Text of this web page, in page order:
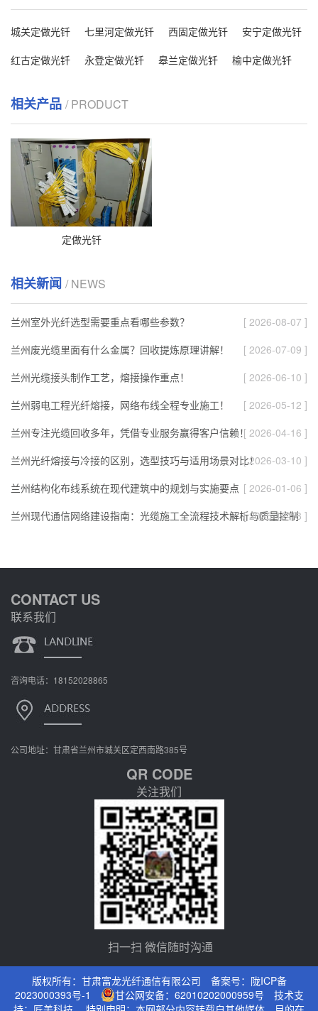
城关定做光钎 七里河定做光钎 西固定做光钎
安宁定做光钎
红古定做光钎
永登定做光钎 皋兰定做光钎 榆中定做光钎
相关产品 / PRODUCT
定做光钎
相关新闻 / NEWS
兰州室外光纤选型需要重点看哪些参数？
[ 2026-08-07 ]
兰州废光缆里面有什么金属？回收提炼原理讲解！
[ 2026-07-09 ]
兰州光缆接头制作工艺，熔接操作重点！
[ 2026-06-10 ]
兰州弱电工程光纤熔接，网络布线全程专业施工！
[ 2026-05-12 ]
兰州专注光缆回收多年，凭借专业服务赢得客户信赖！[ 2026-04-16 ]
兰州光纤熔接与冷接的区别，选型技巧与适用场景对比！[ 2026-03-10 ]
兰州结构化布线系统在现代建筑中的规划与实施要点 [ 2026-01-06 ]
兰州现代通信网络建设指南：光缆施工全流程技术解析与质量控制
[ 2025-12-18 ]
CONTACT US
联系我们
咨询电话：18152028865
公司地址：甘肃省兰州市城关区定西南路385号
QR CODE
关注我们
扫一扫 微信随时沟通
版权所有：甘肃富龙光纤通信有限公司 备案号： 陇ICP备
2023000393号-1
甘公网安备：62010202000959号 技术支